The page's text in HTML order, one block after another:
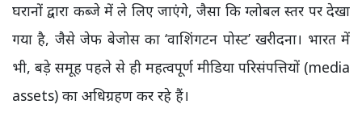
घरानों द्वारा कब्जे में ले लिए जाएंगे, जैसा कि ग्लोबल स्तर पर देखा
गया है, जैसे जेफ बेजोस का ‘वाशिंगटन पोस्ट’ खरीदना। भारत में
भी, बड़े समूह पहले से ही महत्वपूर्ण मीडिया परिसंपत्तियों (media
assets) का अधिग्रहण कर रहे हैं।